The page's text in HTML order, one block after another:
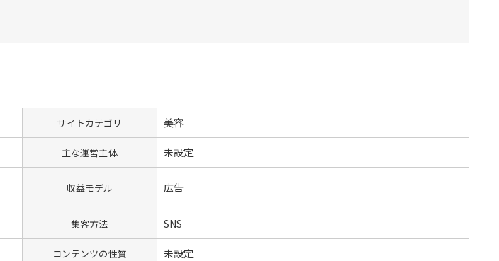
サイトカテゴリ 美容
主な運営主体 未設定
収益モデル 広告
集客方法 SNS
コンテンツの性質 未設定